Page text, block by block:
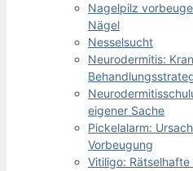
Nagelpilz
Nägel
Nesselsucht
Neurodermitis:
eigener Sache
Pickelalarm:
Vorbeugung
Vitiligo: